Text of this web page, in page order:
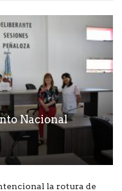
Nacional
la rotura de